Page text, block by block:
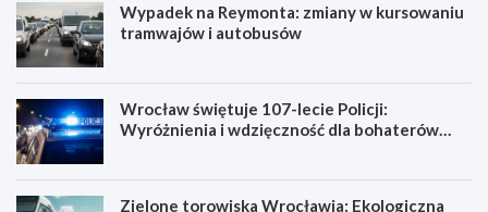
Wypadek na Reymonta: zmiany w kursowaniu
tramwajów i autobusów
Wrocław świętuje 107-lecie Policji:
Wyróżnienia i wdzięczność dla bohaterów
Zielone torowiska Wrocławia: Ekologiczna